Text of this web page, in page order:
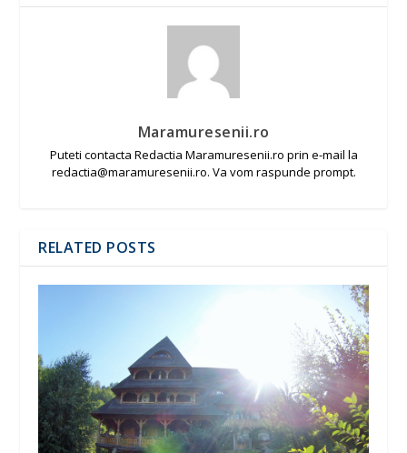
Maramuresenii.ro
Puteti contacta Redactia Maramuresenii.ro prin e-mail la
redactia@maramuresenii.ro. Va vom raspunde prompt.
RELATED POSTS